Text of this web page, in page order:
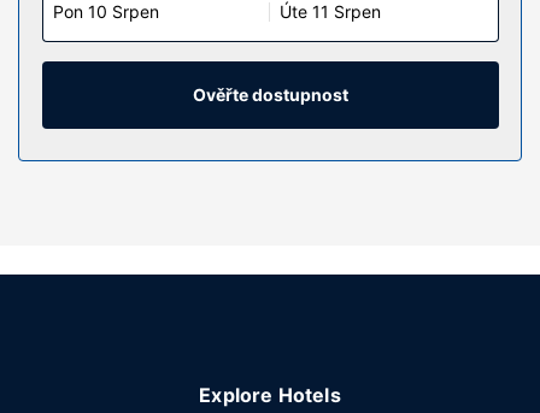
přikrývky z prachového peří a značkové italské povlečení.
Bezdrátový internet zdarma vám zajistí spojení se světem
a televize, která nabízí kabelové kanály, dobrou zábavu.
Soukromé koupelny nabízí vybavení, jehož součástí jsou
značkové toaletní potřeby a vysoušeč vlasů.
Vybavení nemovitosti
bezdrátový internet zdarma, rozšířené recepční služby a
podává se zde americká kuchyně. Můžete však také
Pon 10 Srpen Úte 11 Srpen
Ověřte dostupnost
Explore Hotels